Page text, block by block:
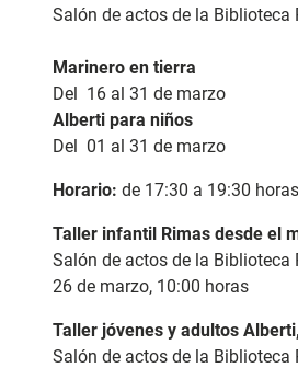
Salón de actos de la
Marinero en tierra
Del 16 al 31 de marzo
Alberti para niños
Del 01 al 31 de marzo
Horario: de 17:30 a 19:30 horas
Taller infantil Rimas desde el
Salón de actos de la
26 de marzo, 10:00 horas
Taller jóvenes y adultos
Salón de actos de la